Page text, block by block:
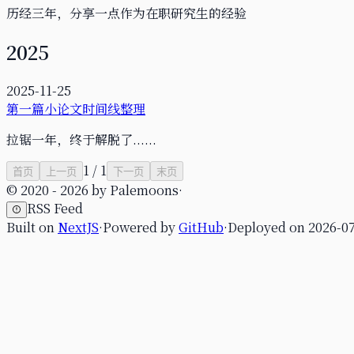
历经三年，分享一点作为在职研究生的经验
2025
2025-11-25
第一篇小论文时间线整理
拉锯一年，终于解脱了......
首页 上一页 1 / 1 下一页 末页
© 2020 - 2026 by Palemoons·
RSS Feed
Built on NextJS·Powered byGitHub·Deployed on 2026-